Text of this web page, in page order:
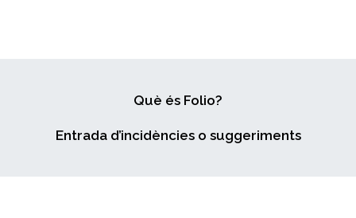
CENTRAL
Què és Folio?
Entrada d’incidències o suggeriments